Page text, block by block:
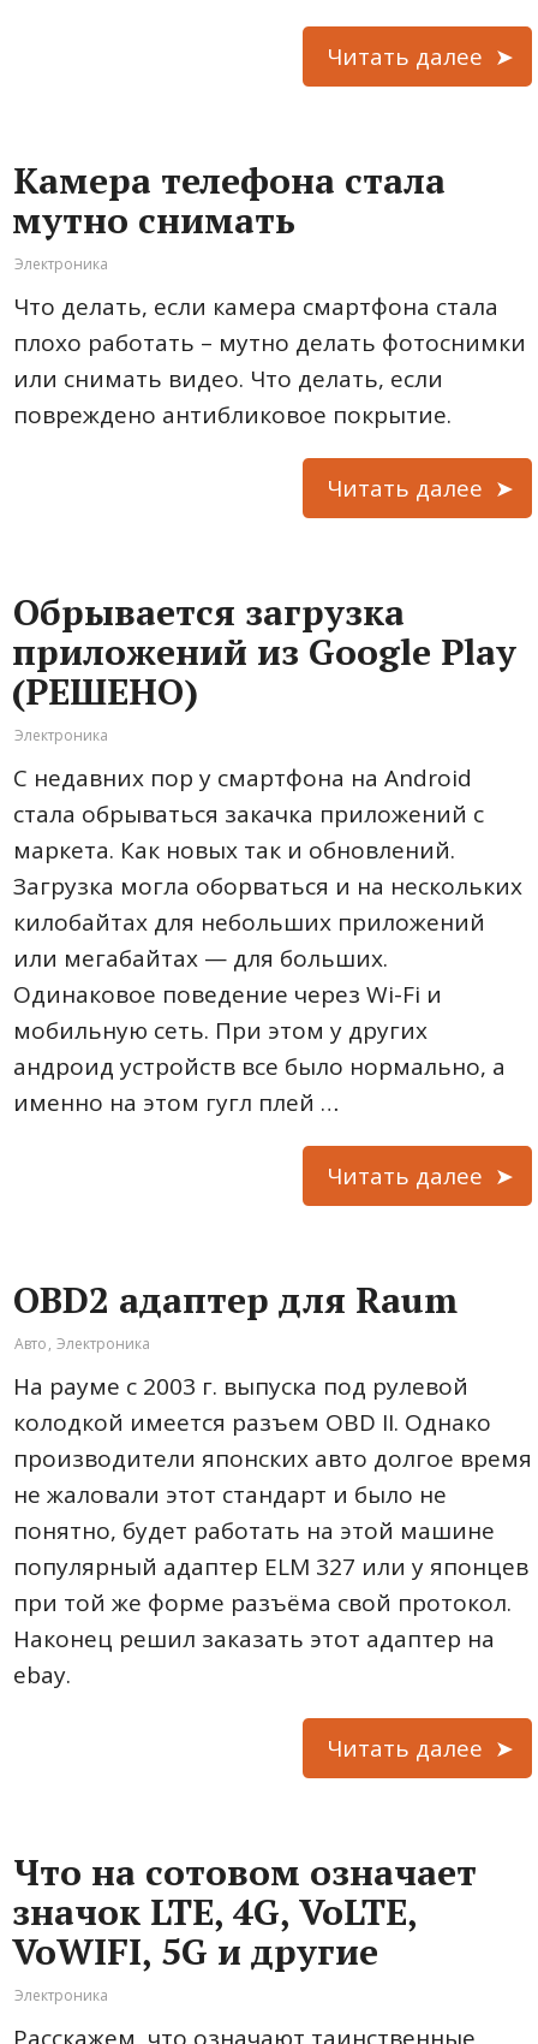
Читать далее
Камера телефона стала
мутно снимать
Электроника
Что делать, если камера смартфона стала
плохо работать – мутно делать фотоснимки
или снимать видео. Что делать, если
повреждено антибликовое покрытие.
Читать далее
Обрывается загрузка
приложений из Google Play
(РЕШЕНО)
Электроника
С недавних пор у смартфона на Android
стала обрываться закачка приложений с
маркета. Как новых так и обновлений.
Загрузка могла оборваться и на нескольких
килобайтах для небольших приложений
или мегабайтах — для больших.
Одинаковое поведение через Wi-Fi и
мобильную сеть. При этом у других
андроид устройств все было нормально, а
именно на этом гугл плей …
Читать далее
OBD2 адаптер для Raum
Авто, Электроника
На рауме с 2003 г. выпуска под рулевой
колодкой имеется разъем OBD II. Однако
производители японских авто долгое время
не жаловали этот стандарт и было не
понятно, будет работать на этой машине
популярный адаптер ELM 327 или у японцев
при той же форме разъёма свой протокол.
Наконец решил заказать этот адаптер на
ebay.
Читать далее
Что на сотовом означает
значок LTE, 4G, VoLTE,
VoWIFI, 5G и другие
Электроника